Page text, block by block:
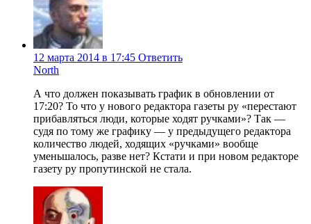
12 марта 2014 в 17:45 Ответить
North
А что должен показывать график в обновлении от
17:20? То что у нового редактора газеты ру «перестают
прибавляться люди, которые ходят ручками»? Так —
судя по тому же графику — у предыдущего редактора
количество людей, ходящих «ручками» вообще
уменьшалось, разве нет? Кстати и при новом редакторе
газету ру пропутинской не стала.